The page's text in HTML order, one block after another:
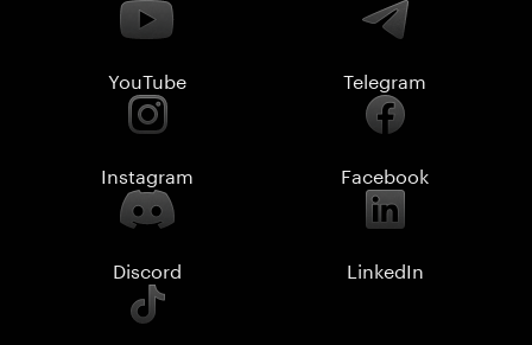
YouTube Telegram
Instagram Facebook
Discord LinkedIn